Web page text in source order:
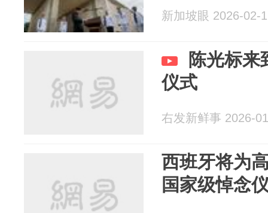
新加坡眼 2026-02-
陈光标来
仪式
右发新鲜事 2026-
西班牙将为
国家级悼念